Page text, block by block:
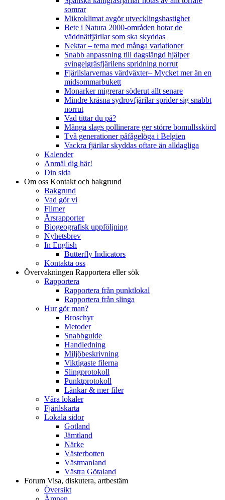
somrar
Mikroklimat avgör utvecklingshastighet
Bete i Natura 2000-områden hotar de
väddnätfjärilar som ska skyddas
Nektar – tema med många variationer
Snabb anpassning till dagslängd hjälper
svingelgräsfjärilens spridning norrut
Fjärilslarvernas värdväxter– Mycket mer än en
midsommarbukett
Monarker migrerar söderut allt senare
Mindre kräsna sydrovfjärilar sprider sig snabbt
norrut
Vad tittar du på?
Många slags pollinerare ger större bomullsskörd
Två generationer påfågelöga i Belgien
Vackra fjärilar skyddas oftare än alldagliga
Kalender
Anmäl dig här!
Din sida
Om oss Kontakt och bakgrund
Bakgrund
Vad gör vi
Filmer
Årsrapporter
Biogeografisk uppföljning
Nyhetsbrev
In English
Butterfly Indicators
Kontakta oss
Övervakningen Rapportera eller sök
Rapportera
Rapportera från punktlokal
Rapportera från slinga
Hur gör man?
Broschyr
Metoder
Snabbguide
Handledning
Miljöbeskrivning
Viktigaste filerna
Slingprotokoll
Punktprotokoll
Länkar & mer filer
Våra lokaler
Fjärilskarta
Lokala sidor
Gotland
Jämtland
Närke
Västerbotten
Västmanland
Västra Götaland
Forum Visa, diskutera, artbestäm
Översikt